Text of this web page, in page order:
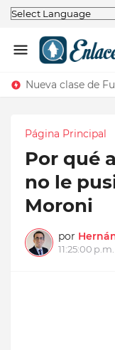
Página Principal
Por qué
no le
Moroni
por
11:25:00 p.m.